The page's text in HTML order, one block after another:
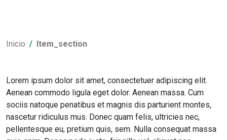
Inicio Item_section
Lorem ipsum dolor sit amet, consectetuer adipiscing elit.
Aenean commodo ligula eget dolor. Aenean massa. Cum
sociis natoque penatibus et magnis dis parturient montes,
nascetur ridiculus mus. Donec quam felis, ultricies nec,
pellentesque eu, pretium quis, sem. Nulla consequat massa